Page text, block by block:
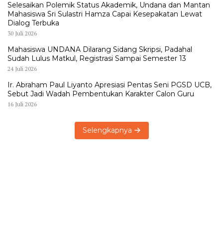
Selesaikan Polemik Status Akademik, Undana dan Mantan
Mahasiswa Sri Sulastri Hamza Capai Kesepakatan Lewat
Dialog Terbuka
30 Juli 2026
Mahasiswa UNDANA Dilarang Sidang Skripsi, Padahal
Sudah Lulus Matkul, Registrasi Sampai Semester 13
24 Juli 2026
Ir. Abraham Paul Liyanto Apresiasi Pentas Seni PGSD UCB,
Sebut Jadi Wadah Pembentukan Karakter Calon Guru
16 Juli 2026
Selengkapnya